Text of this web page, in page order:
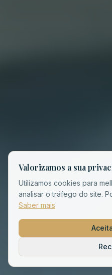
Valorizamos a sua
Utilizamos cookies para
analisar o tráfego do site.
Saber mais